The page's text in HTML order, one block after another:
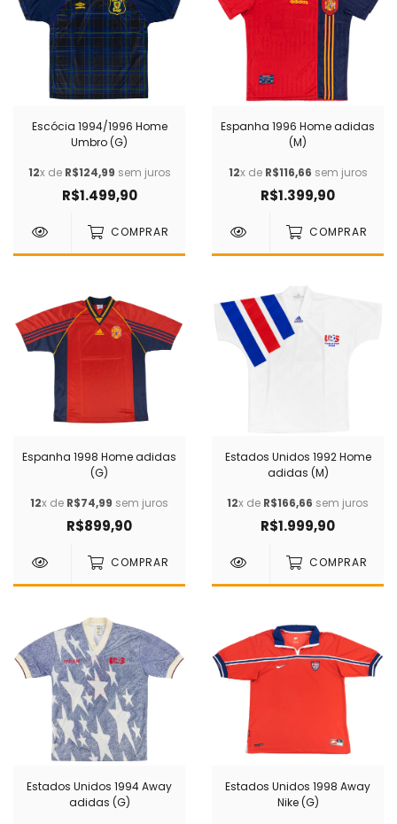
Escócia 1994/1996 Home
Umbro (G)
12x de R$124,99 sem juros
R$1.499,90
COMPRAR
Espanha 1996 Home adidas
(M)
12x de R$116,66 sem juros
R$1.399,90
COMPRAR
Espanha 1998 Home adidas
(G)
12x de R$74,99 sem juros
R$899,90
COMPRAR
Estados Unidos 1992 Home
adidas (M)
12x de R$166,66 sem juros
R$1.999,90
COMPRAR
Estados Unidos 1994 Away
adidas (G)
Estados Unidos 1998 Away
Nike (G)